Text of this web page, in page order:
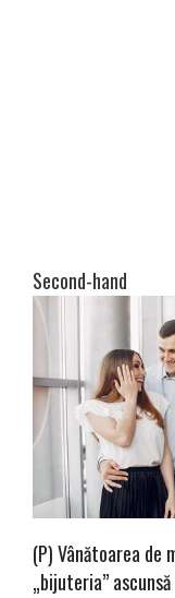
Second-hand
(P) Vânătoarea de
„bijuteria”